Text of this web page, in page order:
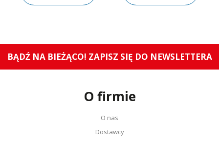
BĄDŹ NA BIEŻĄCO! ZAPISZ SIĘ DO NEWSLETTERA
O firmie
O nas
Dostawcy